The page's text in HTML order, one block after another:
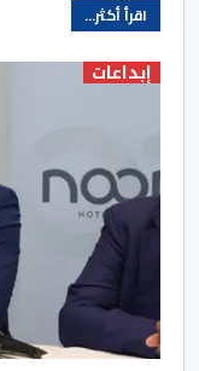
اقرأ أكثر...
إبداعات